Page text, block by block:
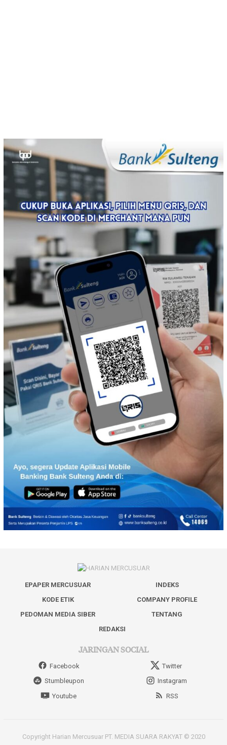
EPAPER MERCUSUAR
INDEKS
KODE ETIK
COMPANY PROFILE
PEDOMAN MEDIA SIBER
TENTANG
REDAKSI
JARINGAN SOCIAL
Facebook
Twitter
Stumbleupon
Instagram
Youtube
RSS
Copyright Harian Mercusuar PT. MEDIA SUARA RAKYAT © 2020